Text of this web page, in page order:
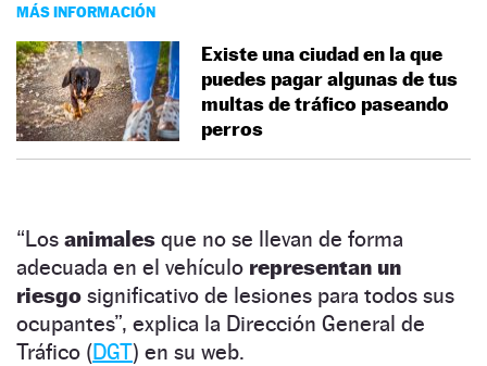
MÁS INFORMACIÓN
Existe una ciudad en la que
puedes pagar algunas de tus
multas de tráfico paseando
perros
“Los animales que no se llevan de forma
adecuada en el vehículo representan un
riesgo significativo de lesiones para todos sus
ocupantes”, explica la Dirección General de
Tráfico (DGT) en su web.